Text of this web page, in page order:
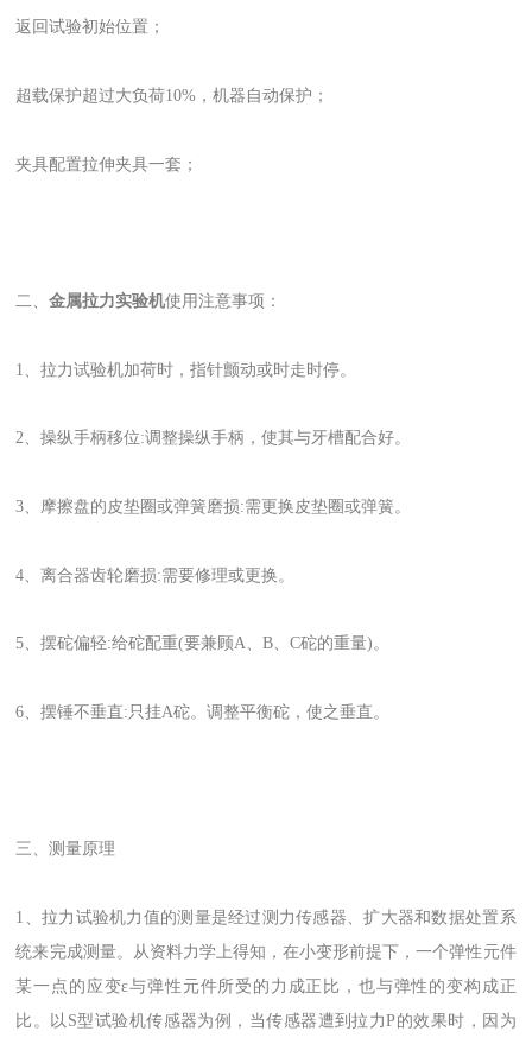
返回试验初始位置；
超载保护超过大负荷10%，机器自动保护；
夹具配置拉伸夹具一套；
二、金属拉力实验机使用注意事项：
1、拉力试验机加荷时，指针颤动或时走时停。
2、操纵手柄移位:调整操纵手柄，使其与牙槽配合好。
3、摩擦盘的皮垫圈或弹簧磨损:需更换皮垫圈或弹簧。
4、离合器齿轮磨损:需要修理或更换。
5、摆砣偏轻:给砣配重(要兼顾A、B、C砣的重量)。
6、摆锤不垂直:只挂A砣。调整平衡砣，使之垂直。
三、测量原理
1、拉力试验机力值的测量是经过测力传感器、扩大器和数据处置系
统来完成测量。从资料力学上得知，在小变形前提下，一个弹性元件
某一点的应变ε与弹性元件所受的力成正比，也与弹性的变构成正
比。以S型试验机传感器为例，当传感器遭到拉力P的效果时，因为